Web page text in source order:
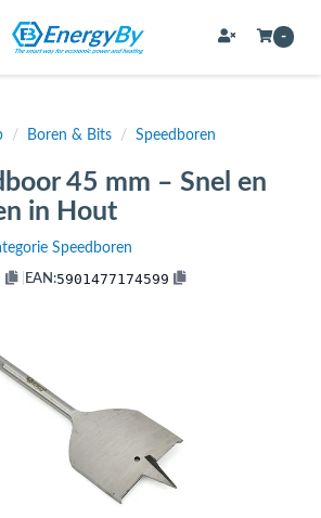
/ schroeven)
boilers & boilervaten)
& riolering)
-
/ Boren & Bits / Speedboren
45 mm – Snel en
in Hout
Speedboren
EAN:5901477174599